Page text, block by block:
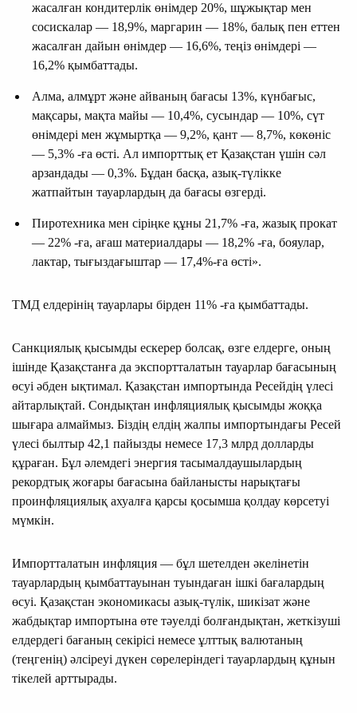
жасалған кондитерлік өнімдер 20%, шұжықтар мен
сосискалар — 18,9%, маргарин — 18%, балық пен еттен
жасалған дайын өнімдер — 16,6%, теңіз өнімдері —
16,2% қымбаттады.
Алма, алмұрт және айваның бағасы 13%, күнбағыс,
мақсары, мақта майы — 10,4%, сусындар — 10%, сүт
өнімдері мен жұмыртқа — 9,2%, қант — 8,7%, көкөніс
— 5,3% -ға өсті. Ал импорттық ет Қазақстан үшін сәл
арзандады — 0,3%. Бұдан басқа, азық-түлікке
жатпайтын тауарлардың да бағасы өзгерді.
Пиротехника мен сіріңке құны 21,7% -ға, жазық прокат
— 22% -ға, ағаш материалдары — 18,2% -ға, бояулар,
лактар, тығыздағыштар — 17,4%-ға өсті».
ТМД елдерінің тауарлары бірден 11% -ға қымбаттады.
Санкциялық қысымды еске­­рер болсақ, өзге елдерге, оның
ішінде Қазақстанға да экс­­портталатын тауарлар баға­сы­­ның
өсуі әбден ықтимал. Қа­зақ­стан импортында Ресей­дің үлесі
айтарлықтай. Сондық­тан инф­ляциялық қысымды жоққа
шығара алмаймыз. Біз­дің ел­дің жалпы импортындағы Ресей
үлесі былтыр 42,1 пайыз­ды немесе 17,3 млрд долларды
құраған. Бұл әлемдегі энер­­гия тасымалдаушылардың
рекорд­тық жоғары бағасына бай­ла­­ныс­ты нарықтағы
проинфля­ция­лық ахуалға қарсы қосымша қолдау көрсетуі
мүмкін.
Импортталатын инфляция — бұл шетелден әкелінетін
тауарлардың қымбаттауынан туындаған ішкі бағалардың
өсуі. Қазақстан экономикасы азық-түлік, шикізат және
жабдықтар импортына өте тәуелді болғандықтан, жеткізуші
елдердегі бағаның секірісі немесе ұлттық валютаның
(теңгенің) әлсіреуі дүкен сөрелеріндегі тауарлардың құнын
тікелей арттырады.